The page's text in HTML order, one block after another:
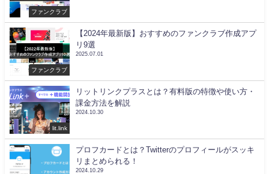
ファンクラブ
ファンクラブ
【2024年最新版】おすすめのファンクラブ作成アプ
リ9選
2025.07.01
lit.link
リットリンクプラスとは？有料版の特徴や使い方・
課金方法を解説
2024.10.30
プロフカードとは？Twitterのプロフィールがスッキ
リまとめられる！
2024.10.29